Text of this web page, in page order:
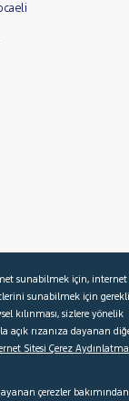
Bağlantılar
sunabilmek için, internet
sunabilmek için gerekli
kılınması, sizlere yönelik
açık rızanıza dayanan
Sitesi Çerez Aydınlatma
çerezler bakımından